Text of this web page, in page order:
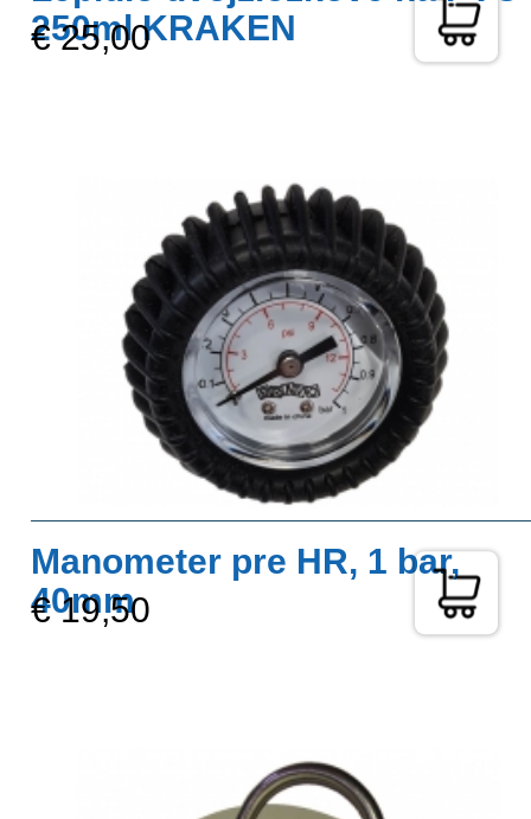
250ml KRAKEN
€ 25,00
Manometer pre HR, 1 bar,
40mm
€ 19,50